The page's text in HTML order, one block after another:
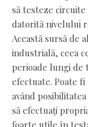
să testeze
datorită nivelului
Această sursă de
industrială, ceea
perioade lungi de
efectuate. Poate
având
să efectuați
foarte utile în